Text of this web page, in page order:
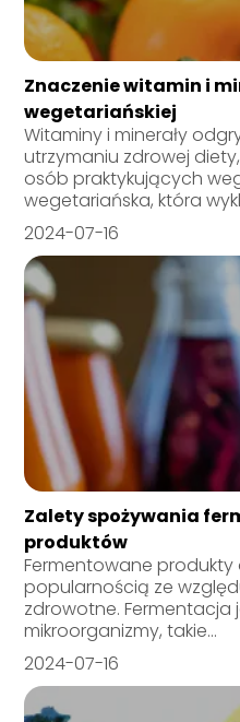
Znaczenie witamin i
wegetariańskiej
Witaminy i minerały
utrzymaniu zdrowej
osób praktykujących
wegetariańska, która
2024-07-16
Zalety spożywania
produktów
Fermentowane
popularnością ze
zdrowotne. Fermentacja
mikroorganizmy, takie...
2024-07-16